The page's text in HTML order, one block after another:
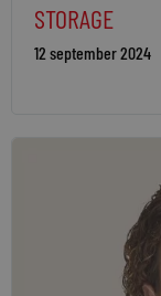
STORAGE
12 september 2024